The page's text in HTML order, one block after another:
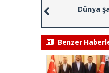
Dünya
Benzer